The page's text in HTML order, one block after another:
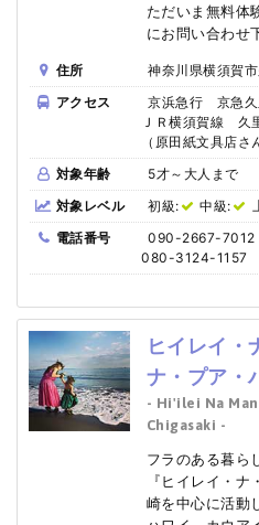
ただいま無料体
にお問い合わせ
住所
神奈川県横須賀
アクセス
京浜急行 京急
ＪＲ横須賀線
（原田紙文具店さ
対象年齢
5才～大人まで
対象レベル
初級: 中級:
電話番号
090-2667-7012
080-3124-1157
ヒイレイ・
ナ・プア・
- Hi'ilei Na
Chigasaki -
フラのある暮ら
『ヒイレイ・
崎を中心に活動